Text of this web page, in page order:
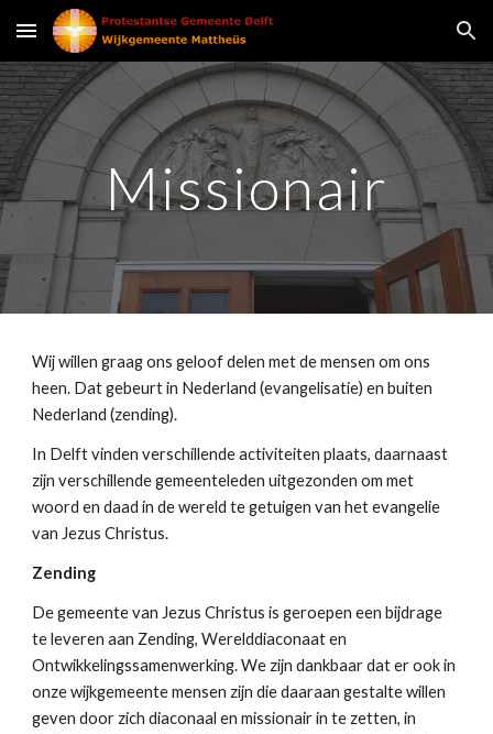
Skip to main content Skip to navigation
Missionair
Wij willen graag ons geloof delen met de mensen om ons
heen. Dat gebeurt in Nederland (evangelisatie) en buiten
Nederland (zending).
In Delft vinden verschillende activiteiten plaats, daarnaast
zijn verschillende gemeenteleden uitgezonden om met
woord en daad in de wereld te getuigen van het evangelie
van Jezus Christus.
Zending
De gemeente van Jezus Christus is geroepen een bijdrage
te leveren aan Zending, Werelddiaconaat en
Ontwikkelingssamenwerking. We zijn dankbaar dat er ook in
onze wijkgemeente mensen zijn die daaraan gestalte willen
geven door zich diaconaal en missionair in te zetten, in